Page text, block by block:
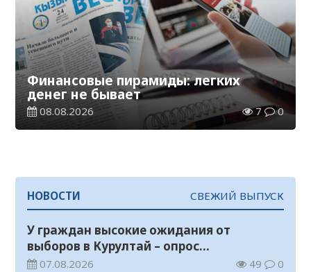
Финансовые пирамиды: легких
денег не бывает
08.08.2026 7 0
НОВОСТИ СВЕЖИЙ ВЫПУСК
У граждан высокие ожидания от
выборов в Курултай – опрос
общественного мнения
07.08.2026 49 0